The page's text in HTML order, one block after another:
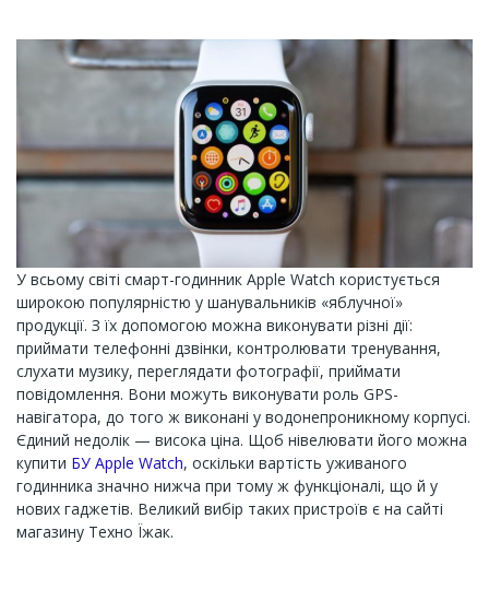
У всьому світі смарт-годинник Apple Watch користується
широкою популярністю у шанувальників «яблучної»
продукції. З їх допомогою можна виконувати різні дії:
приймати телефонні дзвінки, контролювати тренування,
слухати музику, переглядати фотографії, приймати
повідомлення. Вони можуть виконувати роль GPS-
навігатора, до того ж виконані у водонепроникному корпусі.
Єдиний недолік — висока ціна. Щоб нівелювати його можна
купити БУ Apple Watch, оскільки вартість уживаного
годинника значно нижча при тому ж функціоналі, що й у
нових гаджетів. Великий вибір таких пристроїв є на сайті
магазину Техно Їжак.